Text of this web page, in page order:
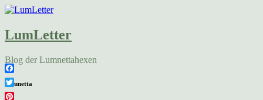
LumLetter
Blog der Lumnettahexen
Lumnetta
Facebook
Twitter